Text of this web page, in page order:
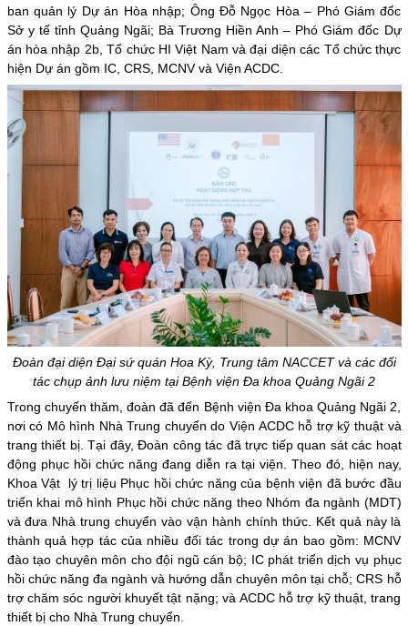
ban quản lý Dự án Hòa nhập; Ông Đỗ Ngọc Hòa – Phó Giám đốc
Sở y tế tỉnh Quảng Ngãi; Bà Trương Hiền Anh – Phó Giám đốc Dự
án hòa nhập 2b, Tổ chức HI Việt Nam và đại diện các Tổ chức thực
hiện Dự án gồm IC, CRS, MCNV và Viện ACDC.
Đoàn đại diện Đại sứ quán Hoa Kỳ, Trung tâm NACCET và các đối
tác chụp ảnh lưu niệm tại Bệnh viện Đa khoa Quảng Ngãi 2
Trong chuyến thăm, đoàn đã đến Bệnh viện Đa khoa Quảng Ngãi 2,
nơi có Mô hình Nhà Trung chuyển do Viện ACDC hỗ trợ kỹ thuật và
trang thiết bị. Tại đây, Đoàn công tác đã trực tiếp quan sát các hoạt
động phục hồi chức năng đang diễn ra tại viện. Theo đó, hiện nay,
Khoa Vật lý trị liệu Phục hồi chức năng của bệnh viện đã bước đầu
triển khai mô hình Phục hồi chức năng theo Nhóm đa ngành (MDT)
và đưa Nhà trung chuyển vào vận hành chính thức. Kết quả này là
thành quả hợp tác của nhiều đối tác trong dự án bao gồm: MCNV
đào tạo chuyên môn cho đội ngũ cán bộ; IC phát triển dịch vụ phục
hồi chức năng đa ngành và hướng dẫn chuyên môn tại chỗ; CRS hỗ
trợ chăm sóc người khuyết tật nặng; và ACDC hỗ trợ kỹ thuật, trang
thiết bị cho Nhà Trung chuyển.